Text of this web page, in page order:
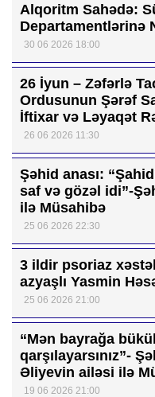
Alqoritm Sahədə:
Departamentlərinə
30 06 2026 18:00
26 İyun – Zəfərlə
Ordusunun Şərəf
İftixar və Ləyaqət
26 06 2026 11:30
Şəhid anası:
saf və gözəl idi”-
ilə Müsahibə
25 06 2026 22:30
3 ildir psoriaz
azyaşlı Yasmin
25 06 2026 21:00
“Mən bayrağa
qarşılayarsınız”-
Əliyevin ailəsi ilə
19 06 2026 21:00